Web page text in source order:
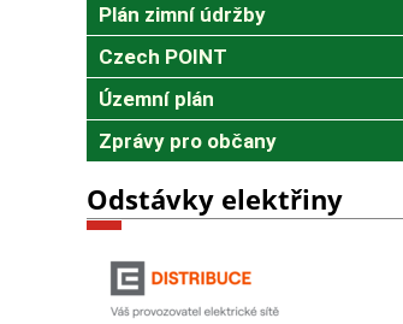
Plán zimní údržby
Czech POINT
Územní plán
Zprávy pro občany
Odstávky elektřiny